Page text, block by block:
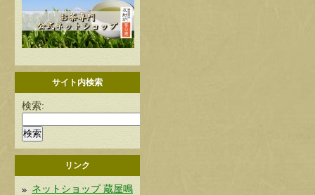
サイト内検索
検索:
リンク
ネットショップ 蔵屋鳴